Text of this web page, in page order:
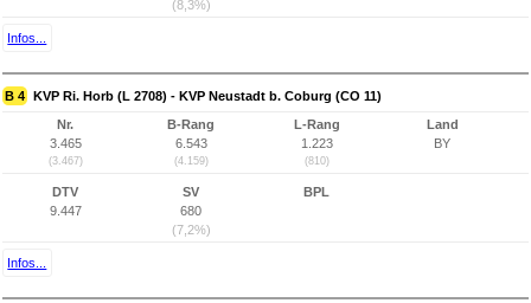
(8,3%)
Infos...
B 4 KVP Ri. Horb (L 2708) - KVP Neustadt b. Coburg (CO 11)
Nr.
3.465
(3.467)
B-Rang
6.543
(4.159)
L-Rang
1.223
(810)
Land
BY
DTV
9.447
SV
680
(7,2%)
BPL
Infos...